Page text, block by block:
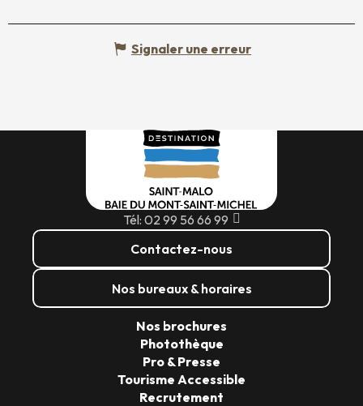
Signaler une erreur
Tél: 02 99 56 66 99
Contactez-nous
Nos bureaux & horaires
Nos brochures
Photothèque
Pro & Presse
Tourisme Accessible
Recrutement